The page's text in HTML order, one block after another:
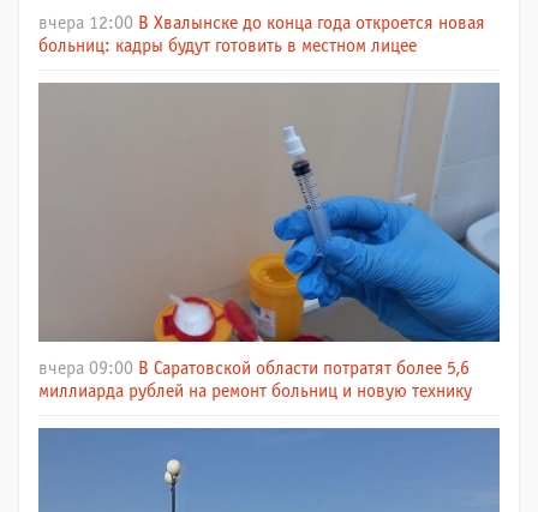
вчера 12:00 В Хвалынске до конца года откроется новая
больниц: кадры будут готовить в местном лицее
вчера 09:00 В Саратовской области потратят более 5,6
миллиарда рублей на ремонт больниц и новую технику